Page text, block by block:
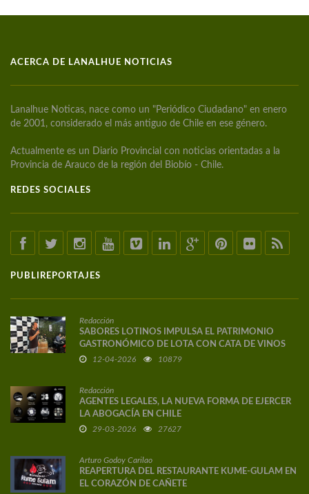
ACERCA DE LANALHUE NOTICIAS
Lanalhue Noticas, nace como un "Periódico Ciudadano" en enero
de 2001, considerado el más antiguo de Chile en ese género.
Actualmente es un Diario Provincial con noticias orientadas a la
Provincia de Arauco de la región del Biobío - Chile.
REDES SOCIALES
PUBLIREPORTAJES
Redacción
SABORES LOTINOS IMPULSA EL PATRIMONIO
GASTRONÓMICO DE LOTA CON CATA DE VINOS
DE AUTOR
12-04-2026 10879
Redacción
AGENTES LEGALES, LA NUEVA FORMA DE EJERCER
LA ABOGACÍA EN CHILE
29-03-2026 27627
Arturo Godoy Carilao
REAPERTURA DEL RESTAURANTE KUME-GULAM EN
EL CORAZÓN DE CAÑETE